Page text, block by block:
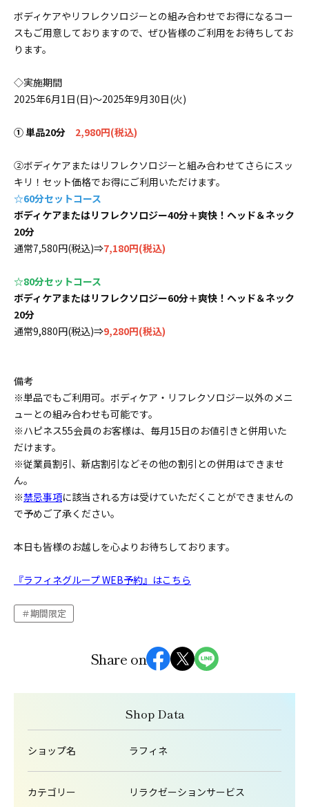
ボディケアやリフレクソロジーとの組み合わせでお得になるコー
スもご用意しておりますので、ぜひ皆様のご利用をお待ちしてお
ります。
◇実施期間
2025年6月1日(日)～2025年9月30日(火)
① 単品20分 2,980円(税込)
②ボディケアまたはリフレクソロジーと組み合わせてさらにスッ
キリ！セット価格でお得にご利用いただけます。
☆60分セットコース
ボディケアまたはリフレクソロジー40分＋爽快！ヘッド＆ネック
20分
通常7,580円(税込)⇒7,180円(税込)
☆80分セットコース
ボディケアまたはリフレクソロジー60分＋爽快！ヘッド＆ネック
20分
通常9,880円(税込)⇒9,280円(税込)
備考
※単品でもご利用可。ボディケア・リフレクソロジー以外のメニ
ューとの組み合わせも可能です。
※ハピネス55会員のお客様は、毎月15日のお値引きと併用いた
だけます。
※従業員割引、新店割引などその他の割引との併用はできませ
ん。
※禁忌事項に該当される方は受けていただくことができませんの
で予めご了承ください。
本日も皆様のお越しを心よりお待ちしております。
『ラフィネグループ WEB予約』はこちら
期間限定
Share on
Shop Data
ショップ名 ラフィネ
カテゴリー リラクゼーションサービス